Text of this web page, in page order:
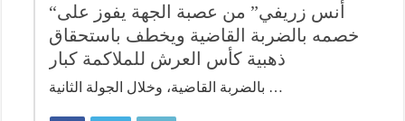
“أنس زريفي” من عصبة الجهة يفوز على
خصمه بالضربة القاضية ويخطف باستحقاق
ذهبية كأس العرش للملاكمة كبار
بالضربة القاضية، وخلال الجولة الثانية …